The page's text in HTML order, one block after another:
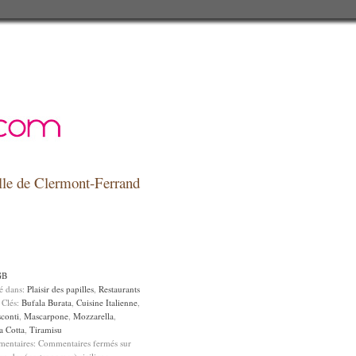
de Clermont-Ferrand
dans: Plaisir des papilles, Restaurants
Bufala Burata, Cuisine Italienne,
, Mascarpone, Mozzarella,
Cotta, Tiramisu
Commentaires fermés sur